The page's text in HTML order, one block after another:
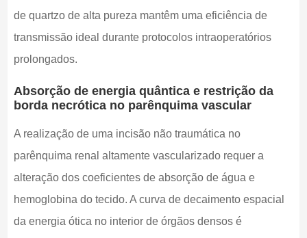
de quartzo de alta pureza mantêm uma eficiência de
transmissão ideal durante protocolos intraoperatórios
prolongados.
Absorção de energia quântica e restrição da
borda necrótica no parênquima vascular
A realização de uma incisão não traumática no
parênquima renal altamente vascularizado requer a
alteração dos coeficientes de absorção de água e
hemoglobina do tecido. A curva de decaimento espacial
da energia ótica no interior de órgãos densos é